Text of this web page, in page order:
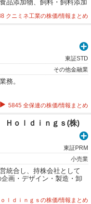
品添加物、飼料・飼料添加
土木用機器装置等に関連す
クニミネ工業の株価/情報まとめ
東証STD
その他金融業
務。
5845 全保連の株価/情報まとめ
ｏｌｄｉｎｇｓ(株)
東証PRM
小売業
統合し、持株会社として
画・デザイン・製造・卸
ｌｄｉｎｇｓの株価/情報まとめ